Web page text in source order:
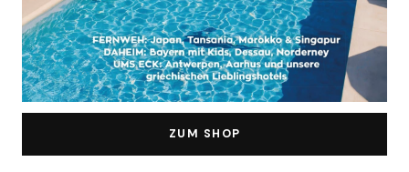
ZUM SHOP